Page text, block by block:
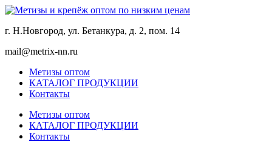
г. Н.Новгород, ул. Бетанкура, д. 2, пом. 14
mail@metrix-nn.ru
Метизы оптом
КАТАЛОГ ПРОДУКЦИИ
Контакты
Метизы оптом
КАТАЛОГ ПРОДУКЦИИ
Контакты